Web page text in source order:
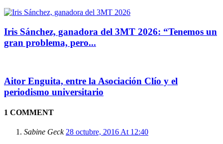
Iris Sánchez, ganadora del 3MT 2026: “Tenemos un
gran problema, pero...
Aitor Enguita, entre la Asociación Clío y el
periodismo universitario
1 COMMENT
Sabine Geck 28 octubre, 2016 At 12:40